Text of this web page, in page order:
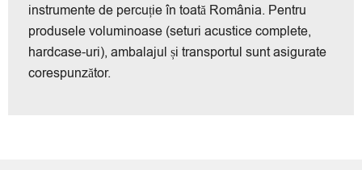
instrumente de percuție în toată România. Pentru
produsele voluminoase (seturi acustice complete,
hardcase-uri), ambalajul și transportul sunt asigurate
corespunzător.